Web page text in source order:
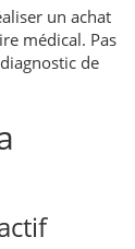
un achat
médical. Pas
de